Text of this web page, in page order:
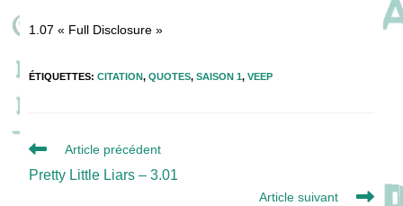
1.07 « Full Disclosure »
ÉTIQUETTES:CITATION, QUOTES, SAISON 1, VEEP
Read
articles
Article précédent
Pretty Little Liars – 3.01
Article suivant